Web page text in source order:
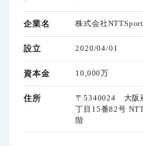
企業名 株式会社
設立 2020/04/01
資本金 10,000万
住所
〒5340024 大阪
丁目15番82号
階